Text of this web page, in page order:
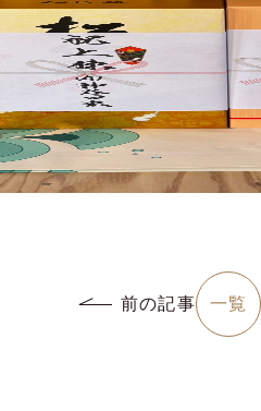
前の記事 一覧